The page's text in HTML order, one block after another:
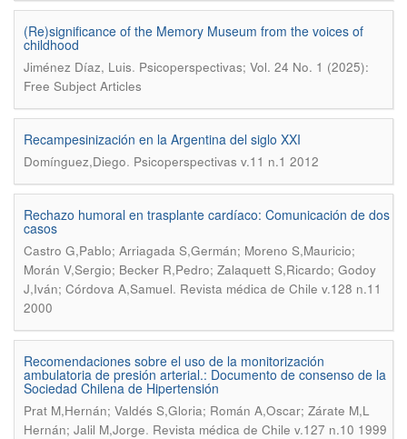
(Re)significance of the Memory Museum from the voices of
childhood
Jiménez Díaz, Luis. Psicoperspectivas; Vol. 24 No. 1 (2025):
Free Subject Articles
Recampesinización en la Argentina del siglo XXI
Domínguez,Diego. Psicoperspectivas v.11 n.1 2012
Rechazo humoral en trasplante cardíaco: Comunicación de dos
casos
Castro G,Pablo; Arriagada S,Germán; Moreno S,Mauricio;
Morán V,Sergio; Becker R,Pedro; Zalaquett S,Ricardo; Godoy
J,Iván; Córdova A,Samuel. Revista médica de Chile v.128 n.11
2000
Recomendaciones sobre el uso de la monitorización
ambulatoria de presión arterial.: Documento de consenso de la
Sociedad Chilena de Hipertensión
Prat M,Hernán; Valdés S,Gloria; Román A,Oscar; Zárate M,L
Hernán; Jalil M,Jorge. Revista médica de Chile v.127 n.10 1999